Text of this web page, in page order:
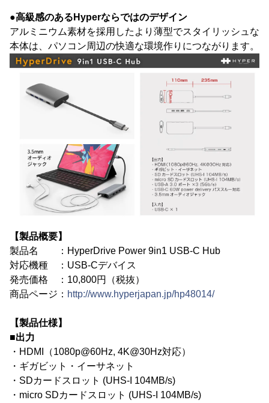
●高級感のあるHyperならではのデザイン
アルミニウム素材を採用したより薄型でスタイリッシュな
本体は、パソコン周辺の快適な環境作りにつながります。
【製品概要】
製品名 ：HyperDrive Power 9in1 USB-C Hub
対応機種 ：USB-Cデバイス
発売価格 ：10,800円（税抜）
商品ページ： http://www.hyperjapan.jp/hp48014/
【製品仕様】
■出力
・HDMI（1080p@60Hz, 4K@30Hz対応）
・ギガビット・イーサネット
・SDカードスロット (UHS-I 104MB/s)
・micro SDカードスロット (UHS-I 104MB/s)